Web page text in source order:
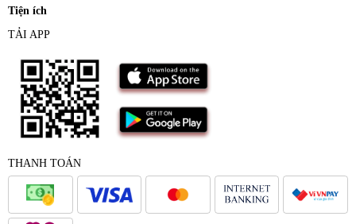
Tiện ích
TẢI APP
THANH TOÁN